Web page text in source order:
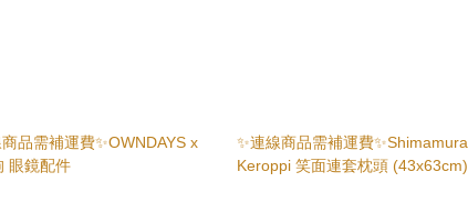
品需補運費✨OWNDAYS x
眼鏡配件
✨連線商品需補運費✨Shimamura
Keroppi 笑面連套枕頭 (43x63cm)